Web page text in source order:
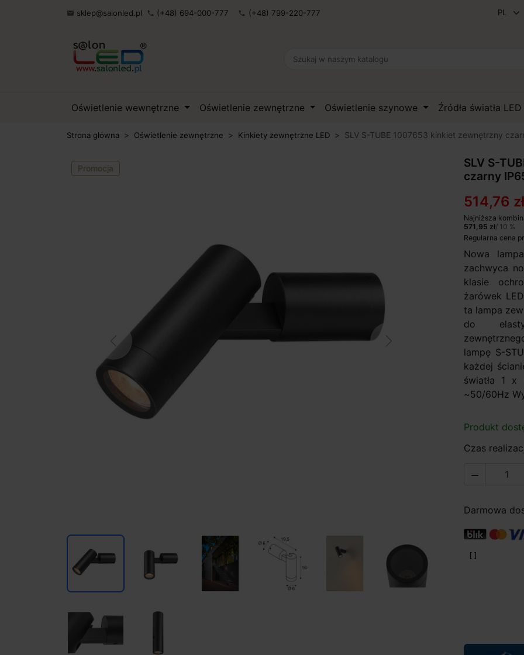
 sklep@salonled.pl phone (+48) 694-000-777 phone (+48) 799-220-777
Oświetlenie wewnętrzne Oświetlenie zewnętrzne Oświetlenie szynowe Źródła światła LED
Strona główna Oświetlenie zewnętrzne Kinkiety zewnętrzne LED SLV S-TUBE 1007653 kinkiet zewnętrzny
Promocja
Previous
SLV S-
czarny
514,76 zł
Najniższa
571,95 zł/ 10 %
Regularna cena
Nowa
zachwyca
klasie
żarówek
ta lampa
do
lampę S-
każdej
światła 1 x
~50/60Hz
Produkt
Czas

Darmowa